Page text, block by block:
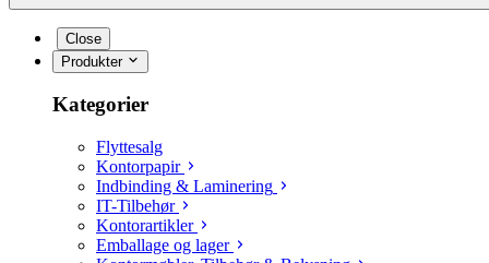
Close
Produkter
Kategorier
Flyttesalg
Kontorpapir
Indbinding & Laminering
IT-Tilbehør
Kontorartikler
Emballage og lager